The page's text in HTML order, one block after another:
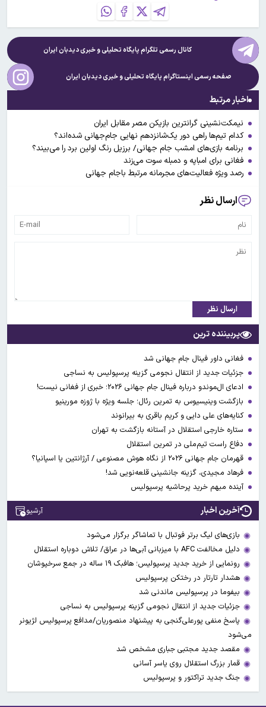
کانال رسمی تلگرام پایگاه تحلیلی و خبریدیدبان ایران
صفحه رسمی اینستاگرام پایگاه تحلیلی و خبریدیدبان ایران
اخبار مرتبط
نیمکت‌نشینی گرانترین بازیکن مصر مقابل ایران
کدام تیم‌ها راهی دور یک‌شانزدهم نهایی جام‌جهانی شده‌اند؟
برنامه بازی‌های امشب جام جهانی/ برزیل رنگ اولین برد را می‌بیند؟
فغانی برای امباپه و دمبله سوت می‌زند
رصد ویژه فعالیت‌های مجرمانه مرتبط باجام جهانی
ارسال نظر
ارسال نظر
پربیننده ترین
فغانی داور فینال جام جهانی شد
جزئیات جدید از انتقال نجومی گزینه پرسپولیس به نساجی
ادعای ال‌‍موندو درباره فینال جام جهانی ۲۰۲۶؛ خبری از فغانی نیست!
بازگشت وینیسیوس به تمرین رئال؛ جلسه ویژه با ژوزه مورینیو
کنایه‌های علی دایی و کریم باقری به بیرانوند
ستاره خارجی استقلال در آستانه بازگشت به تهران
دفاع راست تیم‌ملی در تمرین استقلال
قهرمان جام جهانی ۲۰۲۶ از نگاه هوش مصنوعی / آرژانتین یا اسپانیا؟
فرهاد مجیدی، گزینه جانشینی قلعه‌نویی شد!
آینده مبهم خرید پرحاشیه پرسپولیس
آخرین اخبار آرشیو
بازی‌های لیگ برتر فوتبال با تماشاگر برگزار می‌شود
دلیل مخالفت AFC با میزبانی آبی‌ها در عراق/ تلاش دوباره استقلال
رونمایی از خرید جدید پرسپولیس؛ هافبک ۱۹ ساله در جمع سرخپوشان
هشدار تارتار در رختکن پرسپولیس
بیفوما در پرسپولیس ماندنی شد
جزئیات جدید از انتقال نجومی گزینه پرسپولیس به نساجی
پاسخ منفی پورعلی‌گنجی به پیشنهاد منصوریان/مدافع پرسپولیس لژیونر
می‌شود
مقصد جدید مجتبی جباری مشخص شد
قمار بزرگ استقلال روی یاسر آسانی
جنگ جدید تراکتور و پرسپولیس